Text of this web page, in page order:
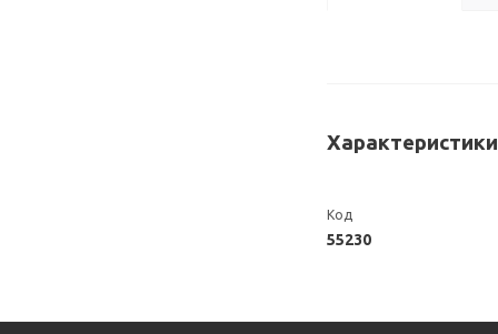
Характеристики
Код
55230